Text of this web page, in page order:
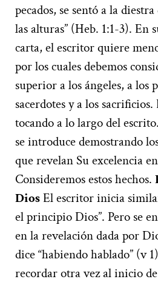
pecados, se sentó a la
las alturas” (Heb. 1:1-3). En
carta, el escritor quiere
por los cuales debemos
superior a los ángeles, a los
sacerdotes y a los
tocando a lo largo del
se introduce demostrando
que revelan Su excelencia
Consideremos estos hechos.
DiosEl escritor inicia
el principio Dios”. Pero se
en la revelación dada por
dice “habiendo hablado” (v
recordar otra vez al inicio